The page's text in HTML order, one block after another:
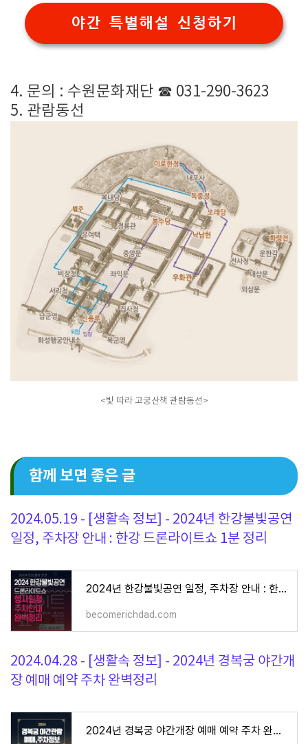
야간 특별해설 신청하기
4. 문의 : 수원문화재단 ☎ 031-290-3623
5. 관람동선
<빛 따라 고궁산책 관람동선>
함께 보면 좋은 글
2024.05.19 - [생활속 정보] - 2024년 한강불빛공연
일정, 주차장 안내 : 한강 드론라이트쇼 1분 정리
2024년 한강불빛공연 일정, 주차장 안내 : 한강 드론라이트쇼 1분 정리
becomerichdad.com
2024.04.28 - [생활속 정보] - 2024년 경복궁 야간개
장 예매 예약 주차 완벽정리
2024년 경복궁 야간개장 예매 예약 주차 완벽정리